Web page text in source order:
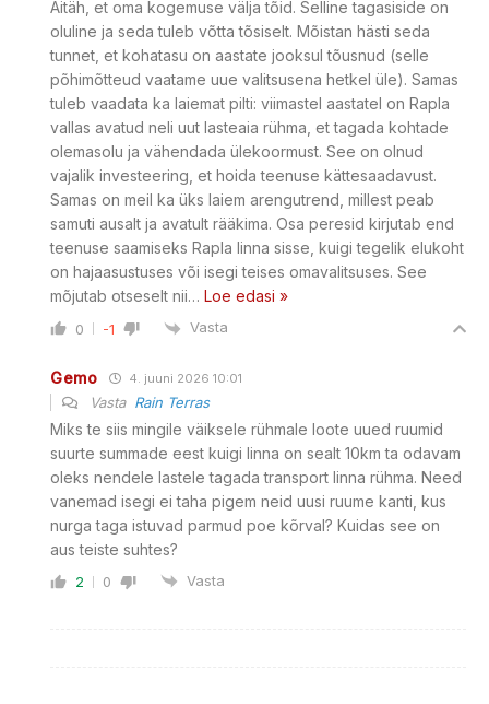
Aitäh, et oma kogemuse välja tõid. Selline tagasiside on
oluline ja seda tuleb võtta tõsiselt. Mõistan hästi seda
tunnet, et kohatasu on aastate jooksul tõusnud (selle
põhimõtteud vaatame uue valitsusena hetkel üle). Samas
tuleb vaadata ka laiemat pilti: viimastel aastatel on Rapla
vallas avatud neli uut lasteaia rühma, et tagada kohtade
olemasolu ja vähendada ülekoormust. See on olnud
vajalik investeering, et hoida teenuse kättesaadavust.
Samas on meil ka üks laiem arengutrend, millest peab
samuti ausalt ja avatult rääkima. Osa peresid kirjutab end
teenuse saamiseks Rapla linna sisse, kuigi tegelik elukoht
on hajaasustuses või isegi teises omavalitsuses. See
mõjutab otseselt nii… Loe edasi »
0 -1 Vasta
Gemo 4. juuni 2026 10:01
Vasta Rain Terras
Miks te siis mingile väiksele rühmale loote uued ruumid
suurte summade eest kuigi linna on sealt 10km ta odavam
oleks nendele lastele tagada transport linna rühma. Need
vanemad isegi ei taha pigem neid uusi ruume kanti, kus
nurga taga istuvad parmud poe kõrval? Kuidas see on
aus teiste suhtes?
2 0 Vasta